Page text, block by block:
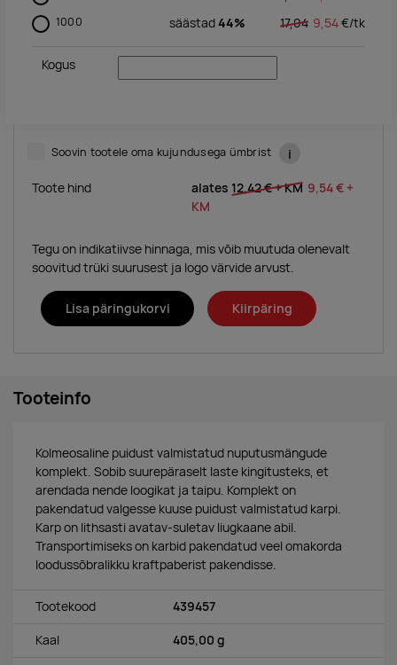
1000 säästad44% 17,04 9,54€/tk
Kogus
Soovin tootele oma kujundusega ümbrist i
Toote hind alates 12,42 €+ KM 9,54 € +
KM
Tegu on indikatiivse hinnaga, mis võib muutuda olenevalt
soovitud trüki suurusest ja logo värvide arvust.
Lisa päringukorvi Kiirpäring
Tooteinfo
Kolmeosaline puidust valmistatud nuputusmängude
komplekt. Sobib suurepäraselt laste kingitusteks, et
arendada nende loogikat ja taipu. Komplekt on
pakendatud valgesse kuuse puidust valmistatud karpi.
Karp on lithsasti avatav-suletav liugkaane abil.
Transportimiseks on karbid pakendatud veel omakorda
loodussõbralikku kraftpaberist pakendisse.
Tootekood 439457
Kaal 405,00 g